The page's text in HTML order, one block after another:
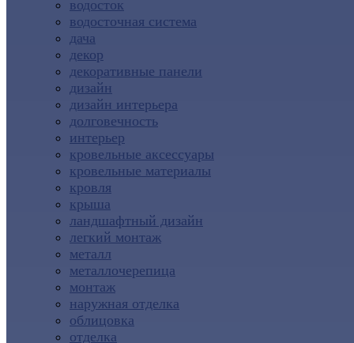
водосток
водосточная система
дача
декор
декоративные панели
дизайн
дизайн интерьера
долговечность
интерьер
кровельные аксессуары
кровельные материалы
кровля
крыша
ландшафтный дизайн
легкий монтаж
металл
металлочерепица
монтаж
наружная отделка
облицовка
отделка